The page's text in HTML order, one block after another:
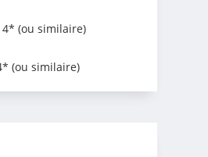
(ou similaire)
(ou similaire)